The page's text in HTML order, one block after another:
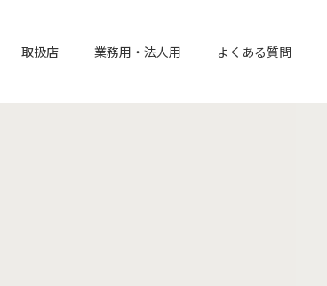
取扱店 業務用・法人用 よくある質問